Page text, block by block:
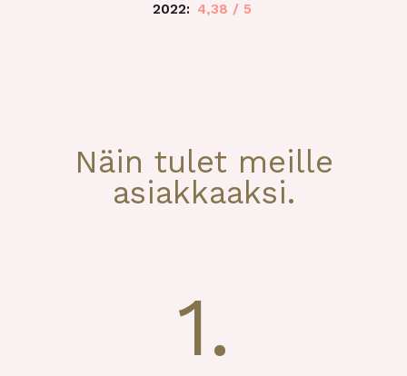
2022: 4,38 / 5
Näin tulet meille
asiakkaaksi.
1.